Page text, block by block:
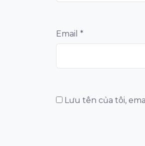
Email *
Lưu tên của tôi,